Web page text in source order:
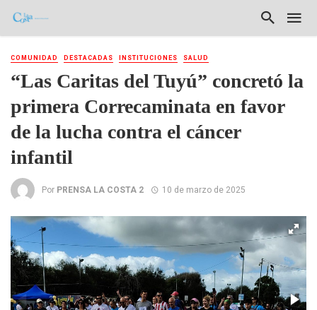
COMUNIDAD DESTACADAS INSTITUCIONES SALUD
“Las Caritas del Tuyú” concretó la
primera Correcaminata en favor
de la lucha contra el cáncer
infantil
Por PRENSA LA COSTA 2 10 de marzo de 2025